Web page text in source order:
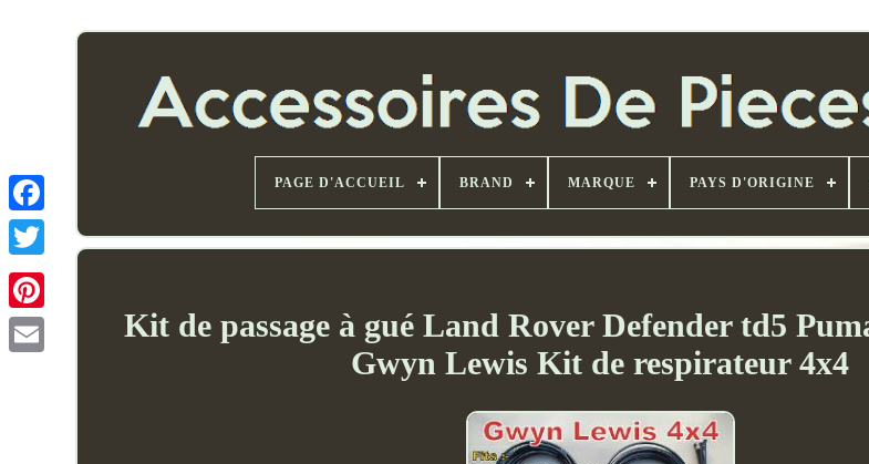
PAGE D'ACCUEIL BRAND MARQUE PAYS D'ORIGINE
Kit de passage à gué Land Rover Defender td5
Gwyn Lewis Kit de respirateur 4x4